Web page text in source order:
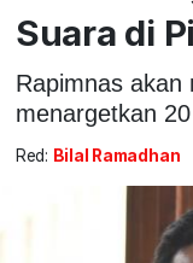
Suara di
Rapimnas akan
menargetkan
Red: Bilal Ramadhan